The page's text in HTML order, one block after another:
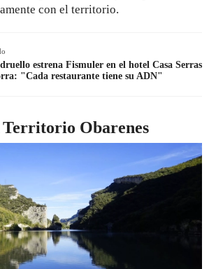
con el territorio.
estrena Fismuler en el hotel Casa Serras
"Cada restaurante tiene su ADN"
Territorio Obarenes